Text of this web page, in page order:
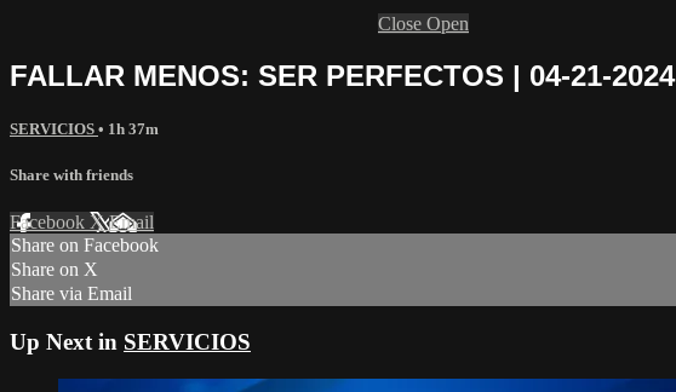
Close Open
FALLAR MENOS: SER PERFECTOS | 04-21-2024
SERVICIOS • 1h 37m
Share with friends
Facebook XEmail
Share on Facebook
Share on X
Share via Email
Up Next in SERVICIOS